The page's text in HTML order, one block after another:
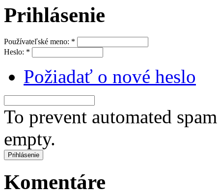
Prihlásenie
Používateľské meno: *
Heslo: *
Požiadať o nové heslo
To prevent automated
empty.
Komentáre